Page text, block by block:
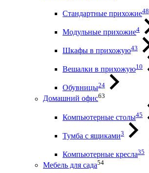
Стандартные прихожие48
Модульные прихожие4
Шкафы в прихожую43
Вешалки в прихожую10
Обувницы24
Домашний офис63
Компьютерные столы45
Тумба с ящиками3
Компьютерные кресла35
Мебель для сада54